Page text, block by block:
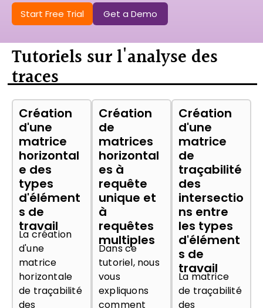
Start Free Trial Get a Demo
Tutoriels sur l'analyse des
traces
Création
d'une
matrice
horizontal
e des
types
d'élément
s de
travail
La création
d'une
matrice
horizontale
de traçabilité
des
Création
de
matrices
horizontal
es à
requête
unique et
à
requêtes
multiples
Dans ce
tutoriel, nous
vous
expliquons
comment
Création
d'une
matrice
de
traçabilité
des
intersectio
ns entre
les types
d'élément
s de
travail
La matrice
de traçabilité
des